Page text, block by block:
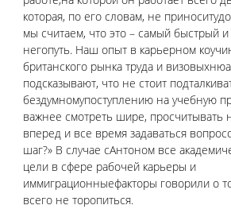
которая, по его словам, не
мы считаем, что это – самый быстрый
негопуть. Наш опыт в карьерном
британского рынка труда и
подсказывают, что не стоит
бездумномупоступлению на учебную
важнее смотреть шире, просчитывать
вперед и все время задаваться
шаг?» В случае сАнтоном все
цели в сфере рабочей карьеры и
иммиграционныефакторы говорили о
всего не торопиться.